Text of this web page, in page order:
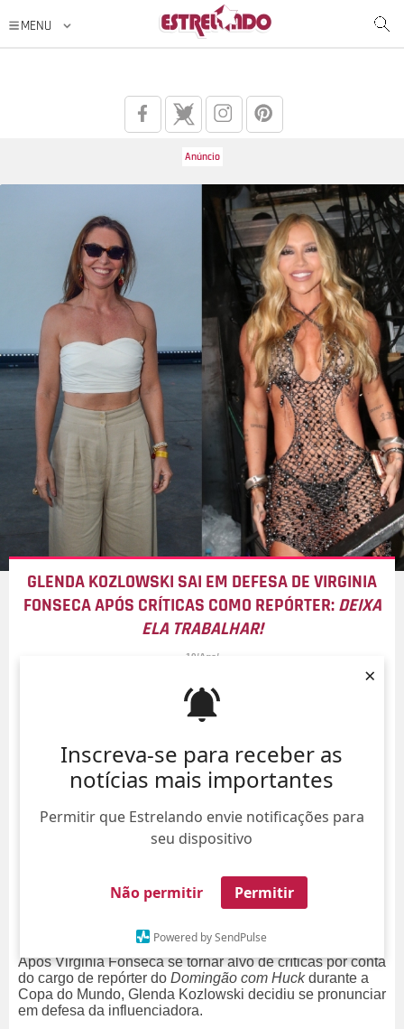
Inscreva-se para receber as
notícias mais importantes
Permitir que Estrelando envie notificações para
seu dispositivo
Não permitir Permitir
Powered by SendPulse
×
GLENDA KOZLOWSKI SAI EM DEFESA DE VIRGINIA
FONSECA APÓS CRÍTICAS COMO REPÓRTER:DEIXA
ELA TRABALHAR!
10/Ago/
Após Virginia Fonseca se tornar alvo de críticas por conta
do cargo de repórter do Domingão com Huckdurante a
Copa do Mundo, Glenda Kozlowski decidiu se pronunciar
em defesa da influenciadora.